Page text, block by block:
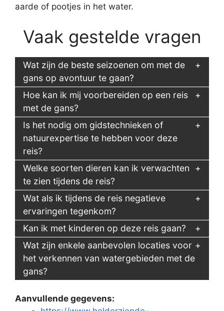
aarde of pootjes in het water.
Vaak gestelde vragen
Wat zijn de beste seizoenen om met de
gans op avontuur te gaan?
Hoe kan ik mij voorbereiden op een reis
met de gans?
Is het nodig om gidstechnieken of
natuurexpertise te hebben voor deze
reis?
Welke soorten dieren kan ik verwachten
te zien tijdens de reis?
Wat als ik tijdens de reis negatieve
ervaringen tegenkom?
Kan ik met kinderen op deze reis gaan?
Wat zijn enkele aanbevolen locaties voor
het verkennen van watergebieden met de
gans?
Aanvullende gegevens: